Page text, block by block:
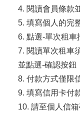
4. 閱讀會員條款
5. 填寫個人的完
6. 點選-單次租車
7. 閱讀單次租車
並點選-確認按鈕
8. 付款方式僅限
9. 填寫信用卡付
10. 請至個人信